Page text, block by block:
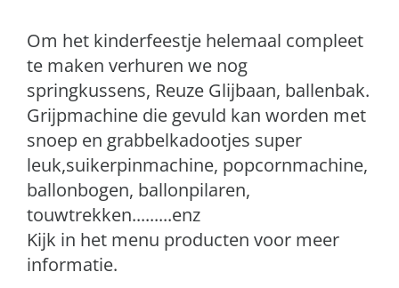
Om het kinderfeestje helemaal compleet
te maken verhuren we nog
springkussens, Reuze Glijbaan, ballenbak.
Grijpmachine die gevuld kan worden met
snoep en grabbelkadootjes super
leuk,suikerpinmachine, popcornmachine,
ballonbogen, ballonpilaren,
touwtrekken.........enz
Kijk in het menu producten voor meer
informatie.